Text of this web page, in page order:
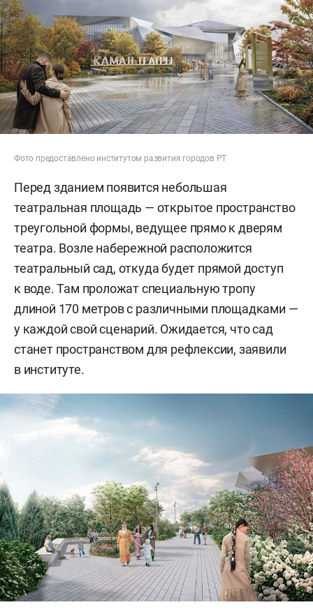
Фото предоставлено институтом развития городов РТ
Перед зданием появится небольшая
театральная площадь — открытое пространство
треугольной формы, ведущее прямо к дверям
театра. Возле набережной расположится
театральный сад, откуда будет прямой доступ
к воде. Там проложат специальную тропу
длиной 170 метров с различными площадками —
у каждой свой сценарий. Ожидается, что сад
станет пространством для рефлексии, заявили
в институте.